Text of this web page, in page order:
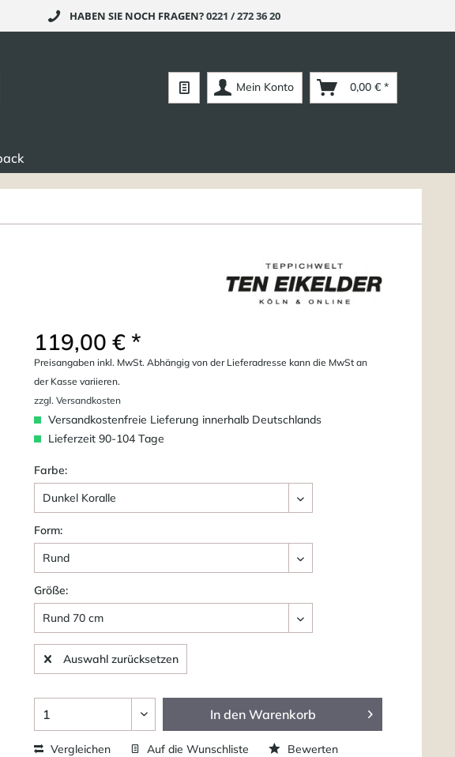
HABEN SIE NOCH FRAGEN?0221 / 272 36 20
Mein Konto 0,00 € *
119,00 € *
Preisangaben inkl. MwSt. Abhängig von der Lieferadresse kann die MwSt an
der Kasse variieren.
zzgl. Versandkosten
Versandkostenfreie Lieferung innerhalb Deutschlands
Lieferzeit 90-104 Tage
Farbe:
Form:
Größe:
Auswahl zurücksetzen
In den Warenkorb
Vergleichen Auf die Wunschliste Bewerten